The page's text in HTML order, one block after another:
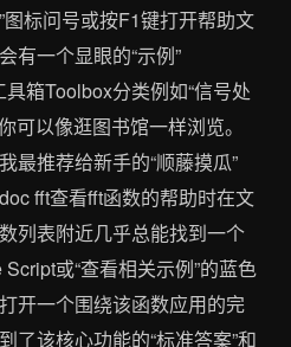
图标问号或按F1键打开帮助文
有一个显眼的“示例”
箱Toolbox分类例如“信号处
可以像逛图书馆一样浏览。
最推荐给新手的“顺藤摸瓜”
fft查看fft函数的帮助时在文
列表附近几乎总能找到一个
或“查看相关示例”的蓝色
开一个围绕该函数应用的完
了该核心功能的“标准答案”和